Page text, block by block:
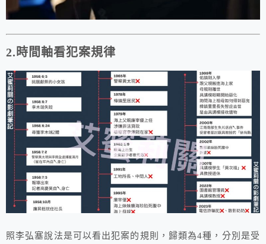
2.時間軸看犯案規律
照李弘塞說法是可以看出犯案的規則，歸類為4種，分別是受